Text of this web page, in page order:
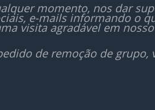
momento, nos dar
e-mails informando o
visita agradável em
de remoção de